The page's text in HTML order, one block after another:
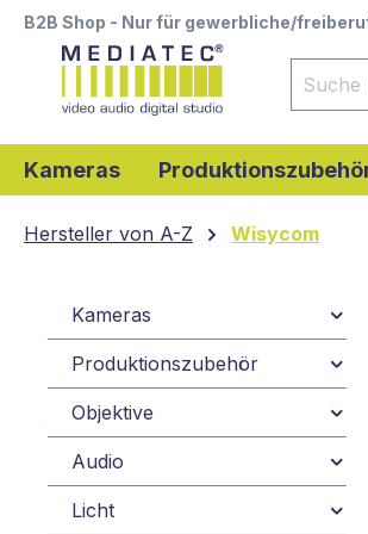
Zur Hauptnavigation
B2B Shop - Nur für gewerbliche/
Kameras
Hersteller von A-Z Wisycom
Kameras
Produktionszubehör
Objektive
Audio
Licht